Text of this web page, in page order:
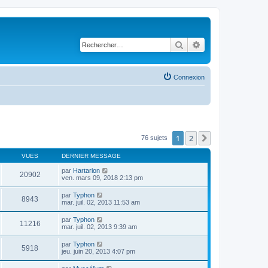
Rechercher
Connexion
76 sujets 1 2
VUES DERNIER MESSAGE
20902 par Hartarion
ven. mars 09, 2018 2:13 pm
8943 par Typhon
mar. juil. 02, 2013 11:53 am
11216 par Typhon
mar. juil. 02, 2013 9:39 am
5918 par Typhon
jeu. juin 20, 2013 4:07 pm